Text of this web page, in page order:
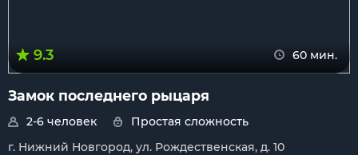
9.3 60 мин.
Замок последнего рыцаря
2-6 человек
Простая сложность
г. Нижний Новгород, ул. Рождественская, д. 10